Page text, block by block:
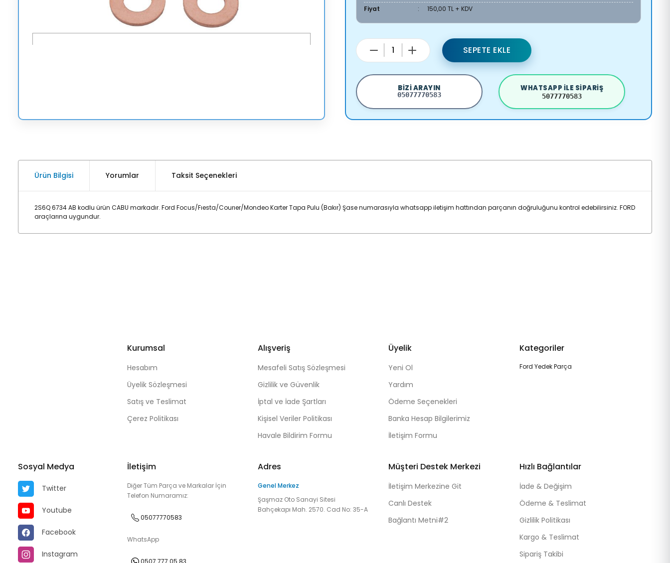
Fiyat
150,00 TL + KDV
SEPETE EKLE
BIZI ARAYIN
05077770583
WHATSAPP ILE SIPARIŞ
5077770583
Ürün Bilgisi Yorumlar Taksit Seçenekleri
2S6Q 6734 AB kodlu ürün CABU markadır. Ford Focus/Fıesta/Courıer/Mondeo Karter Tapa Pulu (Bakır) Şase numarasıyla whatsapp iletişim hattından parçanın doğruluğunu kontrol edebilirsiniz. FORD
araçlarına uygundur.
Kurumsal
Hesabım
Üyelik Sözleşmesi
Satış ve Teslimat
Çerez Politikası
Alışveriş
Mesafeli Satış Sözleşmesi
Gizlilik ve Güvenlik
İptal ve İade Şartları
Kişisel Veriler Politikası
Havale Bildirim Formu
Üyelik
Yeni Ol
Yardım
Ödeme Seçenekleri
Banka Hesap Bilgilerimiz
İletişim Formu
Kategoriler
Ford Yedek Parça
Sosyal Medya
Twitter
Youtube
Facebook
Instagram
İletişim
Diğer Tüm Parça ve Markalar İçin
Telefon Numaramız:
05077770583
WhatsApp
0507 777 05 83
Adres
Genel Merkez
Şaşmaz Oto Sanayi Sitesi
Bahçekapı Mah. 2570. Cad No: 35-A
Müşteri Destek Merkezi
İletişim Merkezine Git
Canlı Destek
Bağlantı Metni#2
Hızlı Bağlantılar
İade & Değişim
Ödeme & Teslimat
Gizlilik Politikası
Kargo & Teslimat
Sipariş Takibi